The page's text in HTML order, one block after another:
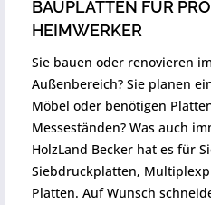
BAUPLATTEN FÜR
HEIMWERKER
Sie bauen oder renovieren
Außenbereich? Sie planen
Möbel oder benötigen
Messeständen? Was auch
HolzLand Becker hat es für
Siebdruckplatten,
Platten. Auf Wunsch